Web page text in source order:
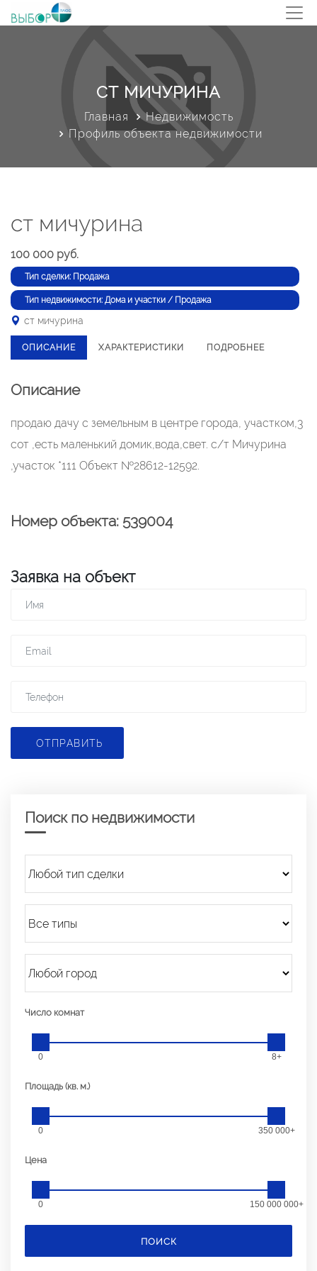
СТ МИЧУРИНА
Главная
Недвижимость
Профиль объекта недвижимости
ст мичурина
100 000 руб.
Тип сделки: Продажа
Тип недвижимости: Дома и участки / Продажа
ст мичурина
ОПИСАНИЕ ХАРАКТЕРИСТИКИ ПОДРОБНЕЕ
Описание
продаю дачу с земельным в центре города, участком,3
сот ,есть маленький домик,вода,свет. с/т Мичурина
,участок *111 Объект №28612-12592.
Номер объекта: 539004
Заявка на объект
ОТПРАВИТЬ
Поиск по недвижимости
Число комнат
0 8+
Площадь (кв. м.)
0 350 000+
Цена
0 150 000 000+
ПОИСК